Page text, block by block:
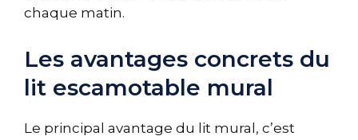
chaque matin.
Les avantages concrets du
lit escamotable mural
Le principal avantage du lit mural, c’est